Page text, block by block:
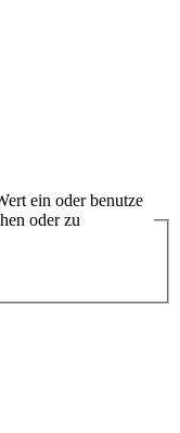
ein oder benutze
oder zu